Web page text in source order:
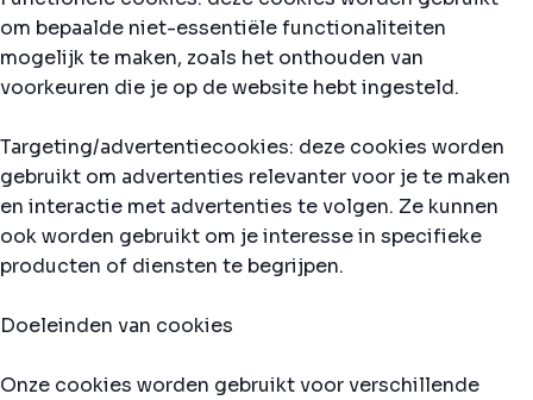
om bepaalde niet-essentiële functionaliteiten
mogelijk te maken, zoals het onthouden van
voorkeuren die je op de website hebt ingesteld.
Targeting/advertentiecookies: deze cookies worden
gebruikt om advertenties relevanter voor je te maken
en interactie met advertenties te volgen. Ze kunnen
ook worden gebruikt om je interesse in specifieke
producten of diensten te begrijpen.
Doeleinden van cookies
Onze cookies worden gebruikt voor verschillende